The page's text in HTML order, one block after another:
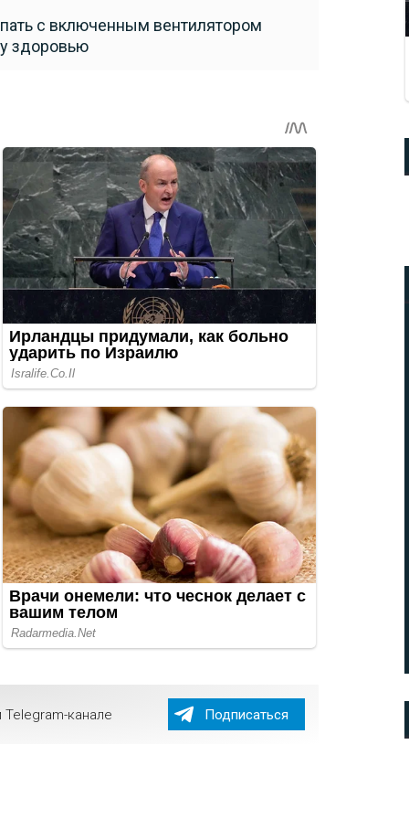
с включенным вентилятором
здоровью
канале Подписаться